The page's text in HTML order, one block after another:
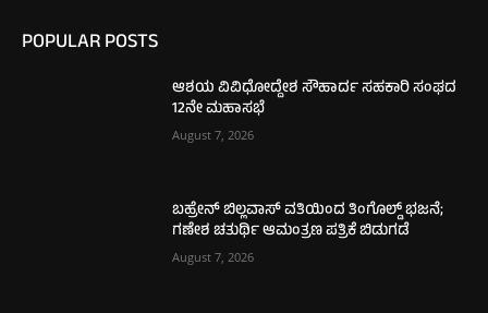
POPULAR POSTS
ಆಶಯ ವಿವಿಧೋದ್ದೇಶ ಸೌಹಾರ್ದ ಸಹಕಾರಿ ಸಂಘದ
12ನೇ ಮಹಾಸಭೆ
August 7, 2026
ಬಹ್ರೇನ್ ಬಿಲ್ಲವಾಸ್ ವತಿಯಿಂದ ತಿಂಗೊಲ್ಡ್ ಭಜನೆ;
ಗಣೇಶ ಚತುರ್ಥಿ ಆಮಂತ್ರಣ ಪತ್ರಿಕೆ ಬಿಡುಗಡೆ
August 7, 2026